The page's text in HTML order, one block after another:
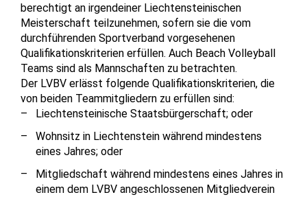
berechtigt an irgendeiner Liechtensteinischen
Meisterschaft teilzunehmen, sofern sie die vom
durchführenden Sportverband vorgesehenen
Qualifikationskriterien erfüllen. Auch Beach Volleyball
Teams sind als Mannschaften zu betrachten.
Der LVBV erlässt folgende Qualifikationskriterien, die
von beiden Teammitgliedern zu erfüllen sind:
Liechtensteinische Staatsbürgerschaft; oder
Wohnsitz in Liechtenstein während mindestens
eines Jahres; oder
Mitgliedschaft während mindestens eines Jahres in
einem dem LVBV angeschlossenen Mitgliedverein